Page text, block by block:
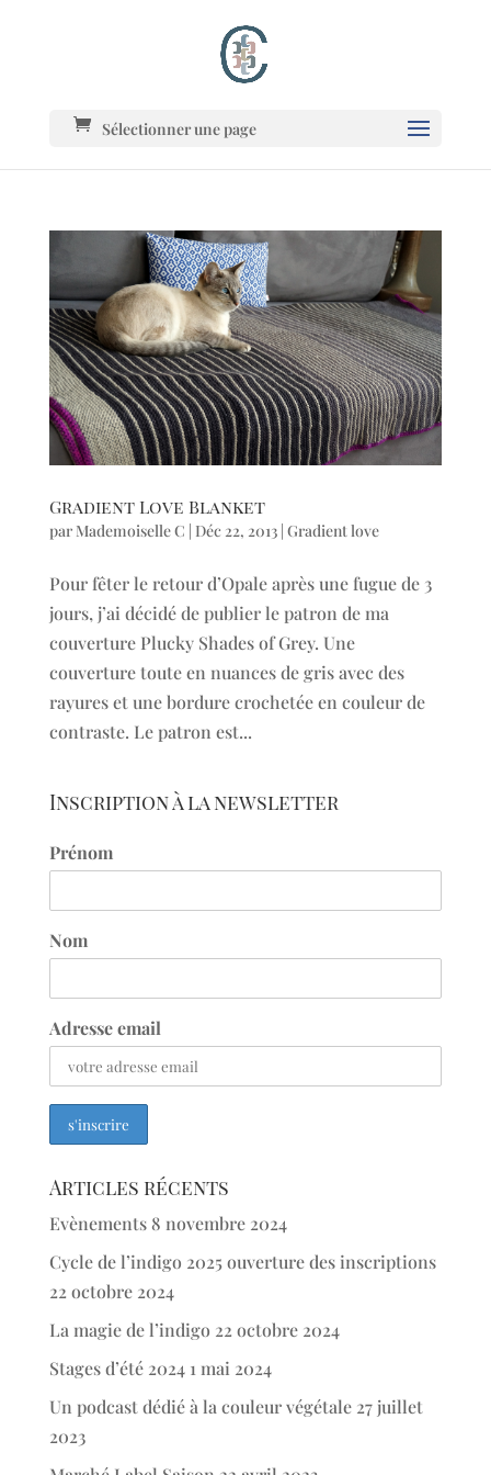
Sélectionner une page
Gradient Love Blanket
par Mademoiselle C Déc 22, 2013| Gradient love
Pour fêter le retour d’Opale après une fugue de 3
jours, j’ai décidé de publier le patron de ma
couverture Plucky Shades of Grey. Une
couverture toute en nuances de gris avec des
rayures et une bordure crochetée en couleur de
contraste. Le patron est...
Inscription à la newsletter
Prénom
Nom
Adresse email
Articles récents
Evènements 8 novembre 2024
Cycle de l’indigo 2025 ouverture des inscriptions
22 octobre 2024
La magie de l’indigo 22 octobre 2024
Stages d’été 2024 1 mai 2024
Un podcast dédié à la couleur végétale 27 juillet
2023